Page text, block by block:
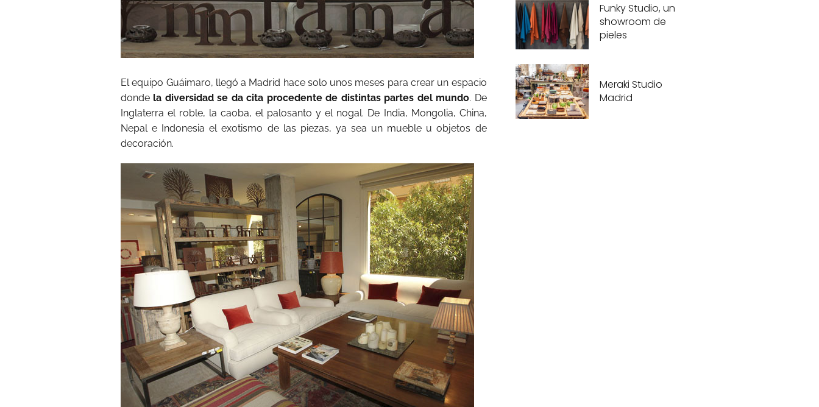
El equipo Guáimaro, llegó a Madrid hace solo unos meses para crear un espacio
donde la diversidad se da cita procedente de distintas partes del mundo. De
Inglaterra el roble, la caoba, el palosanto y el nogal. De India, Mongolia, China,
Nepal e Indonesia el exotismo de las piezas, ya sea un mueble u objetos de
decoración.
Funky Studio, un
showroom de
pieles
Meraki Studio
Madrid